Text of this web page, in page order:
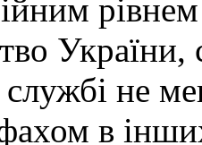
службі не
в